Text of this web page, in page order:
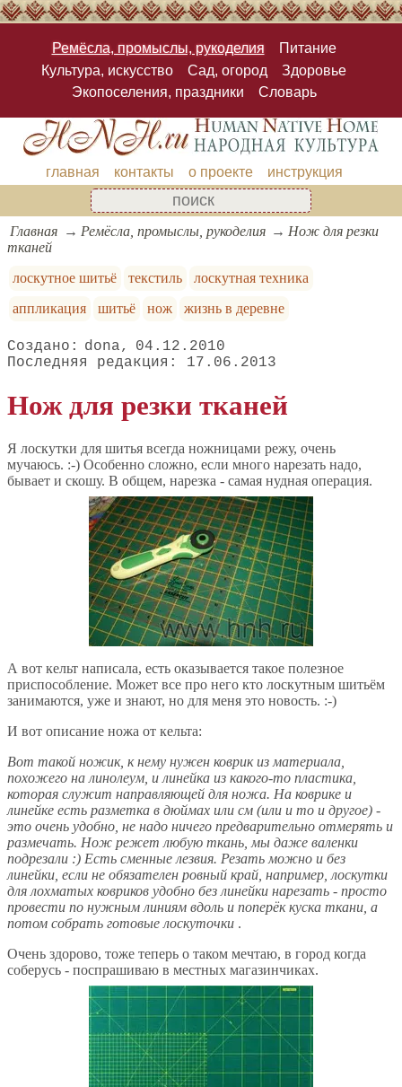
Ремёсла, промыслы, рукоделия
Питание
Культура, искусство
Сад, огород
Здоровье
Экопоселения, праздники
Словарь
главная контакты о проекте инструкция
Главная Ремёсла, промыслы, рукоделия
Нож для резки
тканей
лоскутное шитьё
текстиль
лоскутная техника
аппликация
шитьё нож жизнь в деревне
dona
04.12.2010
17.06.2013
Нож для резки тканей
Я лоскутки для шитья всегда ножницами режу, очень
мучаюсь. :-) Особенно сложно, если много нарезать надо,
бывает и скошу. В общем, нарезка - самая нудная операция.
А вот кельт написала, есть оказывается такое полезное
приспособление. Может все про него кто лоскутным шитьём
занимаются, уже и знают, но для меня это новость. :-)
И вот описание ножа от кельта:
Вот такой ножик, к нему нужен коврик из материала,
похожего на линолеум, и линейка из какого-то пластика,
которая служит направляющей для ножа. На коврике и
линейке есть разметка в дюймах или см (или и то и другое) -
это очень удобно, не надо ничего предварительно отмерять и
размечать. Нож режет любую ткань, мы даже валенки
подрезали :) Есть сменные лезвия. Резать можно и без
линейки, если не обязателен ровный край, например, лоскутки
для лохматых ковриков удобно без линейки нарезать - просто
провести по нужным линиям вдоль и поперёк куска ткани, а
потом собрать готовые лоскуточки .
Очень здорово, тоже теперь о таком мечтаю, в город когда
соберусь - поспрашиваю в местных магазинчиках.